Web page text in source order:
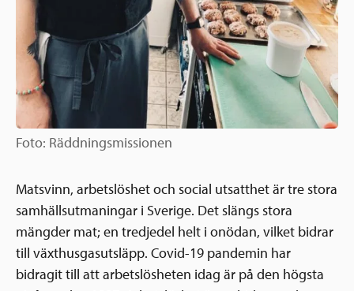
Foto: Räddningsmissionen
Matsvinn, arbetslöshet och social utsatthet är tre stora
samhällsutmaningar i Sverige. Det slängs stora
mängder mat; en tredjedel helt i onödan, vilket bidrar
till växthusgasutsläpp. Covid-19 pandemin har
bidragit till att arbetslösheten idag är på den högsta